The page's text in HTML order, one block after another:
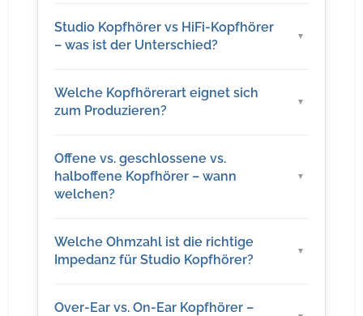
Studio Kopfhörer vs HiFi-Kopfhörer
– was ist der Unterschied?
Welche Kopfhörerart eignet sich
zum Produzieren?
Offene vs. geschlossene vs.
halboffene Kopfhörer – wann
welchen?
Welche Ohmzahl ist die richtige
Impedanz für Studio Kopfhörer?
Over-Ear vs. On-Ear Kopfhörer –